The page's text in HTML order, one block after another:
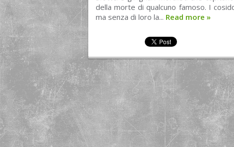
della morte di qualcuno famoso. I
ma senza di loro la... Read more »